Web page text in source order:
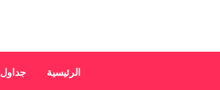
الرئيسية جداول